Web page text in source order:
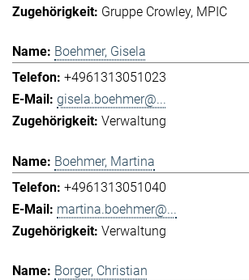
Gruppe Crowley MPIC
Boehmer, Gisela
+4961313051023
gisela.boehmer@...
Verwaltung
Boehmer, Martina
+4961313051040
martina.boehmer@...
Verwaltung
Borger, Christian